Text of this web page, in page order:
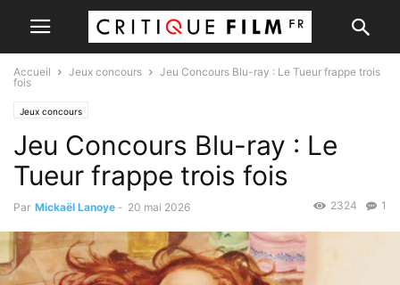
Accueil Jeux concours
Jeu Concours Blu-ray : Le Tueur frappe trois
fois
Jeux concours
Jeu Concours Blu-ray : Le
Tueur frappe trois fois
Par Mickaël Lanoye - 20 mai 2026 1
2324